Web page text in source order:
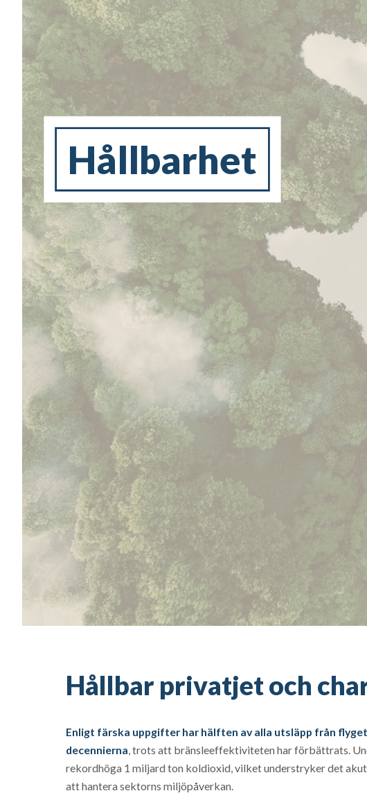
Hållbarhet
Hållbar privatjet och
Enligt färska uppgifter har hälften av alla utsläpp från
decennierna , trots att bränsleeffektiviteten har förbättrats.
rekordhöga 1 miljard ton koldioxid, vilket understryker det
att hantera sektorns miljöpåverkan.